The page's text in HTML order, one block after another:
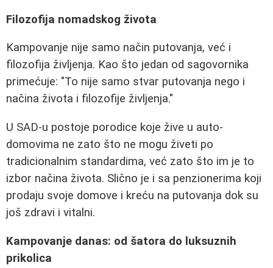
Filozofija nomadskog života
Kampovanje nije samo način putovanja, već i
filozofija življenja. Kao što jedan od sagovornika
primećuje: "To nije samo stvar putovanja nego i
načina života i filozofije življenja."
U SAD-u postoje porodice koje žive u auto-
domovima ne zato što ne mogu živeti po
tradicionalnim standardima, već zato što im je to
izbor načina života. Slično je i sa penzionerima koji
prodaju svoje domove i kreću na putovanja dok su
još zdravi i vitalni.
Kampovanje danas: od šatora do luksuznih
prikolica